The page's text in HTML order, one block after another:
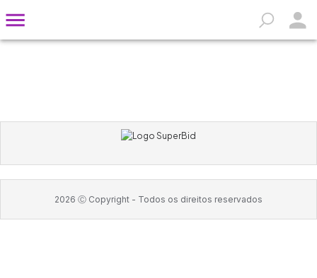
2026 Ⓒ Copyright - Todos os direitos reservados